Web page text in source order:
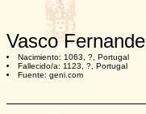
Vasco
Nacimiento: 1063, ?, Portugal
Fallecido/a: 1123, ?, Portugal
Fuente: geni.com